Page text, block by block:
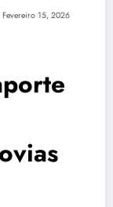
Fevereiro 15, 2026